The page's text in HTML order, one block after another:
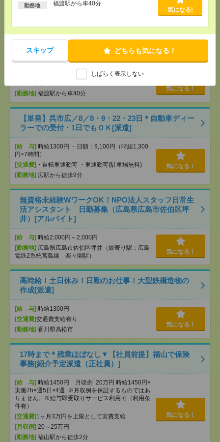
勤務地
福渡駅から車40分
気になる!
スキップ どちらも気になる！
しばらく表示しない
[交通費]交通費規定内支給
気になる！
【未経験から安心スタート！】梱包・出荷・仕分け
など/日払いOK[派遣]
[勤務地] 福渡駅から車40分
気になる！
【単発】呉市広／8／8・9・22・23日＊自動車ディー
ラーでの受付・1日でもＯＫ[派遣]
[給 与] 時給1300円 ・日額：9,100円（時給1,300
円×7時間）
[交通費] ・自転車通勤可 ・車通勤可(駐車場無料)
[勤務地] 広駅から徒歩9分
気になる！
無資格未経験WワークOK！NPO法人スタッフ日常生
活アシスタント 日勤募集（広島県広島市佐伯区坪
井）[アルバイト]
[給 与] 時給2,000円～2,000円
[勤務地] 広島県広島市佐伯区坪井（最寄り駅：広島
電鉄2系統宮島線 楽々園駅）
気になる！
高時給！土日休み！日勤のお仕事！大型鉄構造物の
作成[派遣]
[給 与] 時給1300円
[交通費]交通費支給有り
[勤務地] 香川県高松市
気になる！
17時まで＊残業ほぼなし▼【社員前提】福山で保険
事務[紹介予定派遣（正社員）]
[給 与] 時給1450円 月収例 20万円 時給1450円×
実働7h×週5日×4週 ※月収例を保証するものではあ
りません。※給与即受取りサービス利用可（利用条
件有）
[交通費]1ヶ月3万円を上限として実費支給
[月収例] 20～25万円
[勤務地] 福山駅から徒歩2分
気になる！